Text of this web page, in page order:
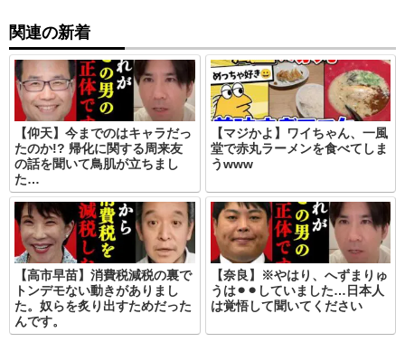
関連の新着
【仰天】今までのはキャラだっ
たのか!? 帰化に関する周来友
の話を聞いて鳥肌が立ちまし
た…
【マジかよ】ワイちゃん、一風
堂で赤丸ラーメンを食べてしま
うwww
【高市早苗】消費税減税の裏で
トンデモない動きがありまし
た。奴らを炙り出すためだった
んです。
【奈良】※やはり、へずまりゅ
うは⚫︎⚫︎していました…日本人
は覚悟して聞いてください